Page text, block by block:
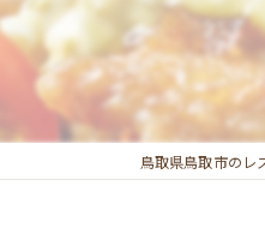
鳥取県鳥取市のレ